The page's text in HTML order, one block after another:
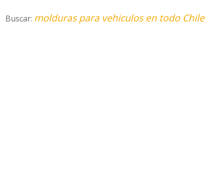
Buscar: molduras para vehiculos en todo Chile